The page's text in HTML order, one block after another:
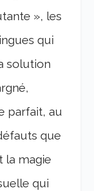
», les
qui
solution
parfait, au
que
la magie
qui